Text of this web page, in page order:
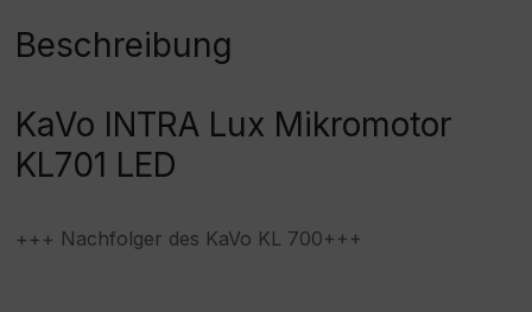
Beschreibung
KaVo INTRA Lux Mikromotor
KL701 LED
+++ Nachfolger des KaVo KL 700+++